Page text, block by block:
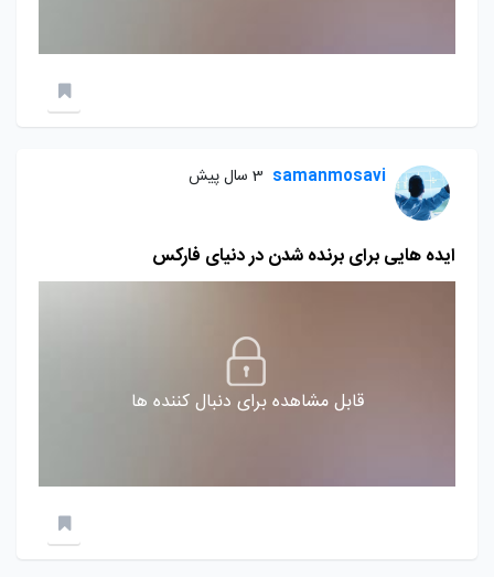
samanmosavi 3 سال پیش
ایده هایی برای برنده شدن در دنیای فارکس
قابل مشاهده برای دنبال کننده ها